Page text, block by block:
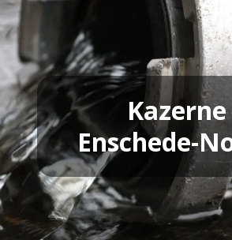
Kazerne
Enschede-